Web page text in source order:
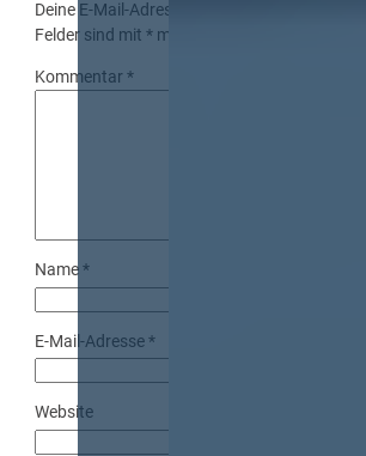
Deine E-Mail-Adresse wird nicht veröffentlicht.
Felder sind mit* markiert
Kommentar*
Name*
E-Mail-Adresse*
Website